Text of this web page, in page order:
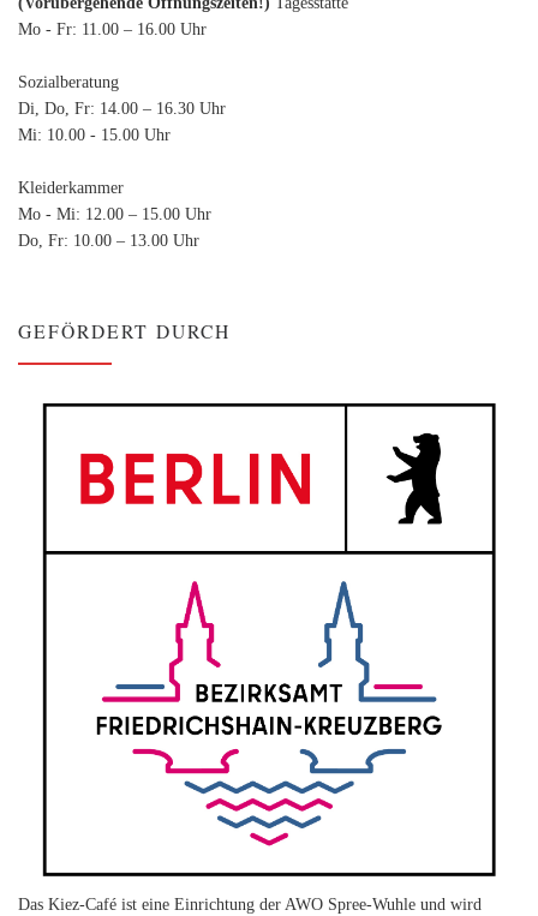
Mo - Fr: 11.00 – 16.00 Uhr
Sozialberatung
Di, Do, Fr: 14.00 – 16.30 Uhr
Mi: 10.00 - 15.00 Uhr
Kleiderkammer
Mo - Mi: 12.00 – 15.00 Uhr
Do, Fr: 10.00 – 13.00 Uhr
GEFÖRDERT DURCH
Das Kiez-Café ist eine Einrichtung der AWO Spree-Wuhle und wird